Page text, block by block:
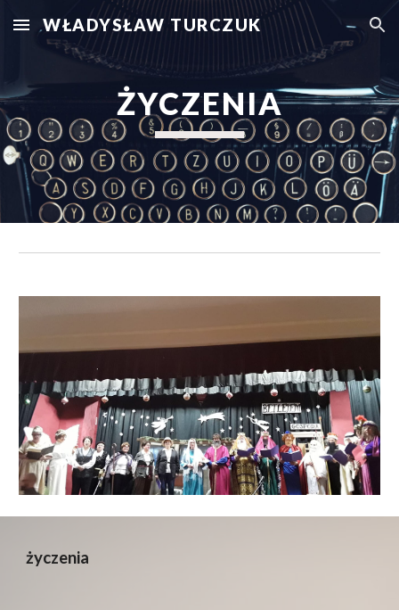
Skip to main content Skip to navigation
WŁADYSŁAW TURCZUK
ŻYCZENIA
życzenia